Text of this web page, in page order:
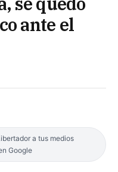
ante el
a tus medios
Google